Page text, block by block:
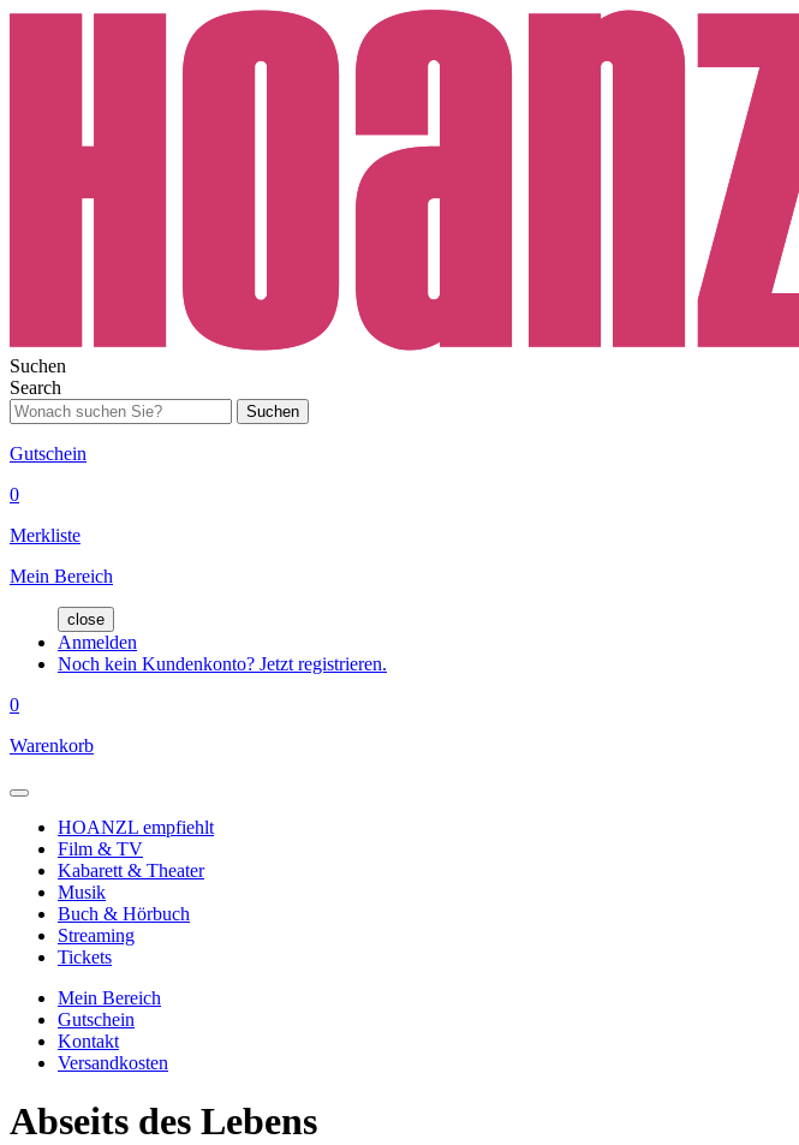
Suchen
Search
Suchen
Gutschein
0
Merkliste
Mein Bereich
close
Anmelden
Noch kein Kundenkonto? Jetzt registrieren.
0
Warenkorb
HOANZL empfiehlt
Film & TV
Kabarett & Theater
Musik
Buch & Hörbuch
Streaming
Tickets
Mein Bereich
Gutschein
Kontakt
Versandkosten
Abseits des Lebens